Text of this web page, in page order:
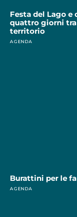
Festa del Lago e
quattro giorni tra
territorio
AGENDA
Burattini per le
AGENDA